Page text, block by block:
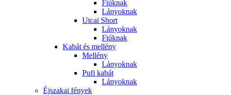
Fiúknak
Lányoknak
Utcai Short
Lányoknak
Fiúknak
Kabát és mellény
Mellény
Lányoknak
Pufi kabát
Lányoknak
Éjszakai fények